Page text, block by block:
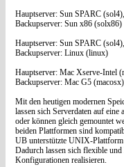
Hauptserver: Sun SPARC (sol4),
Backupserver: Sun x86 (solx86)
Hauptserver: Sun SPARC (sol4),
Backupserver: Linux (linux)
Hauptserver: Mac Xserve-Intel
Backupserver: Mac G5 (macosx)
Mit den heutigen modernen
lassen sich Serverdaten auf
oder können gleich gemountet
beiden Plattformen sind
UB unterstützte UNIX-Plattform
Dadurch lassen sich flexible
Konfigurationen realisieren.